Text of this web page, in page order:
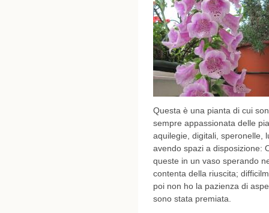
Questa è una pianta di cui
sempre appassionata delle
aquilegie, digitali, speronelle,
avendo spazi a disposizione:
queste in un vaso sperando
contenta della riuscita;
poi non ho la pazienza di
sono stata premiata.